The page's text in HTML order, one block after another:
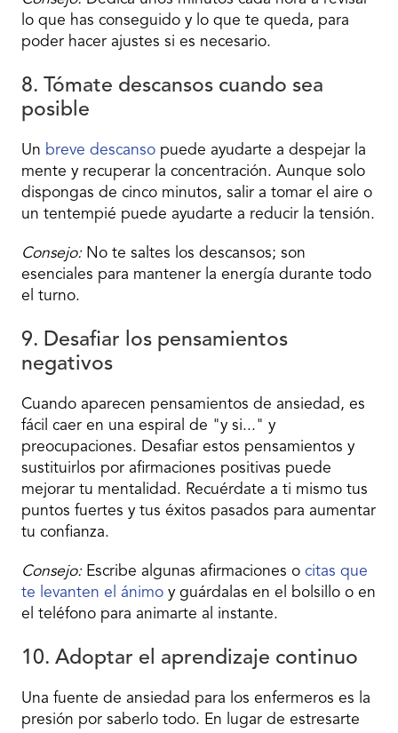
lo que has conseguido y lo que te queda, para
poder hacer ajustes si es necesario.
8. Tómate descansos cuando sea
posible
Un breve descanso puede ayudarte a despejar la
mente y recuperar la concentración. Aunque solo
dispongas de cinco minutos, salir a tomar el aire o
un tentempié puede ayudarte a reducir la tensión.
Consejo:No te saltes los descansos; son
esenciales para mantener la energía durante todo
el turno.
9. Desafiar los pensamientos
negativos
Cuando aparecen pensamientos de ansiedad, es
fácil caer en una espiral de "y si..." y
preocupaciones. Desafiar estos pensamientos y
sustituirlos por afirmaciones positivas puede
mejorar tu mentalidad. Recuérdate a ti mismo tus
puntos fuertes y tus éxitos pasados para aumentar
tu confianza.
Consejo:Escribe algunas afirmaciones o citas que
te levanten el ánimo y guárdalas en el bolsillo o en
el teléfono para animarte al instante.
10. Adoptar el aprendizaje continuo
Una fuente de ansiedad para los enfermeros es la
presión por saberlo todo. En lugar de estresarte